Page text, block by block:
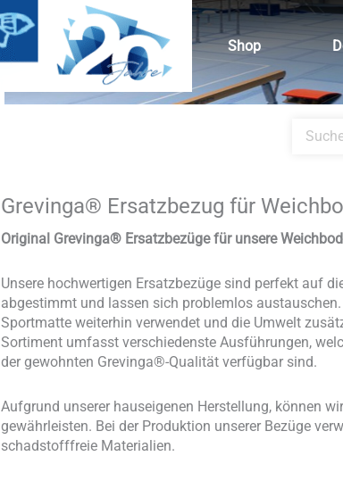
Shop
search
Grevinga® Ersatzbezug für
Original Grevinga® Ersatzbezüge für unsere
Unsere hochwertigen Ersatzbezüge sind perfekt auf
abgestimmt und lassen sich problemlos
Sportmatte weiterhin verwendet und die Umwelt
Sortiment umfasst verschiedenste Ausführungen,
der gewohnten Grevinga®-Qualität verfügbar sind.
Aufgrund unserer hauseigenen Herstellung, können
gewährleisten. Bei der Produktion unserer Bezüge
schadstofffreie Materialien.
Grevinga®
Ersatzbezug
für